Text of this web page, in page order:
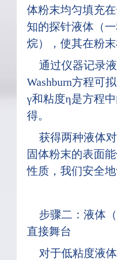
体粉末均匀填充
知的探针液体（
烷），使其在粉
通过仪器记录
Washburn方程可
γ和粘度η是方程
得。
获得两种液体
固体粉末的表面
性质，我们安全
步骤二：液体
直接舞台
对于低粘度液